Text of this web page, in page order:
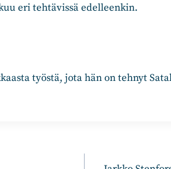
eri tehtävissä edelleenkin.
työstä, jota hän on tehnyt